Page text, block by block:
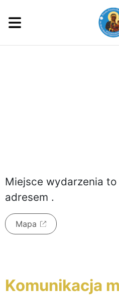
Miejsce wydarzenia to
adresem .
Mapa
Komunikacja